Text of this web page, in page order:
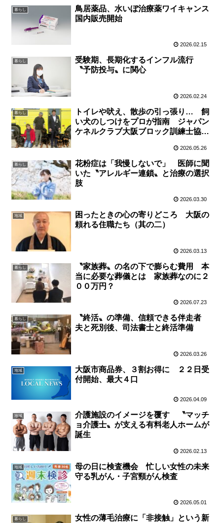
暮らし
鳥居薬品、水いぼ治療薬ワイキャンス
国内販売開始
2026.02.15
暮らし
受験期、長期化するインフル流行
〝予防投与〟に関心
2026.02.24
暮らし
トイレや吠え、散歩の引っ張り… 飼
い犬のしつけをプロが指南 ジャパン
ケネルクラブ大阪ブロック訓練士協議
2026.05.26
暮らし
花粉症は「我慢しないで」 医師に聞
いた〝アレルギー連鎖〟と治療の選択
肢
2026.03.30
地域
困ったときの心の寄りどころ 大阪の
頼れる住職たち（其の二）
2026.03.13
暮らし
〝家族葬〟の名の下で膨らむ費用 本
当に必要な葬儀とは 家族葬なのに２
００万円？
2026.07.23
暮らし
〝終活〟の準備、信頼できる伴走者
夫と死別後、司法書士と終活準備
2026.03.26
地域
大阪市商品券、３割お得に ２２日受
付開始、最大４口
2026.04.09
地域
介護施設のイメージを覆す 〝マッチ
ョ介護士〟が支える有料老人ホームが
誕生
2026.02.13
地域
母の日に検査機会 忙しい女性の未来
守る乳がん・子宮頸がん検査
2026.05.01
暮らし
女性の薄毛治療に「非接触」という新